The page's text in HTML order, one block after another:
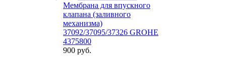
Мембрана для впускного
клапана (заливного
механизма)
37092/37095/37326 GROHE
4375800
900 руб.